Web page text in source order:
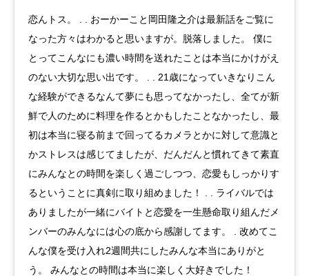
恋んトス。 . . おーかーこと岡田隆之介は最新話をご覧に
なった方々はわかると思いますが。脱落しました。 僕に
とってこんなにも濃い時間を送れたことは本当にかけがえ
のない大切な思い出です。 . . 21歳になっていきなりこん
な経験ができるなんて夢にも思ってなかったし、全てが新
鮮で人のために料理を作るとかもしたことなかったし、最
初は本当に寝る前まで回ってるカメラとかに対して意識と
かストレスは感じてましたが、だんだんと慣れてきて素直
にみんなとの時間を楽しく過ごしつつ、恋愛もしっかりす
るということに真剣に取り組めました！ . . ライバルでは
ありましたが一緒にバイトと恋愛を一生懸命取り組んだメ
ンバーのみんなには心の底から感謝してます。 . 改めてこ
んな僕を受け入れ2週間共にしたみんな本当にありがと
う。 みんなとの時間は本当に楽しく大好きでした！